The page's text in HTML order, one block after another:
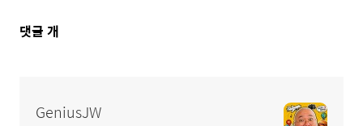
댓
댓글 개
GeniusJW